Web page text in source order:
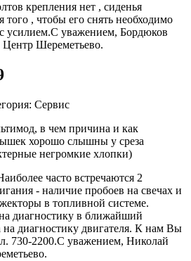
крепления нет , сиденья
того , чтобы его снять необходимо
усилием.С уважением, Бордюков
Шереметьево.
Сервис
в чем причина и как
хорошо слышны у среза
негромкие хлопки)
часто встречаются 2
- наличие пробоев на свечах и
в топливной системе.
диагностику в ближайший
на диагностику двигателя. К нам Вы
730-2200.С уважением, Николай